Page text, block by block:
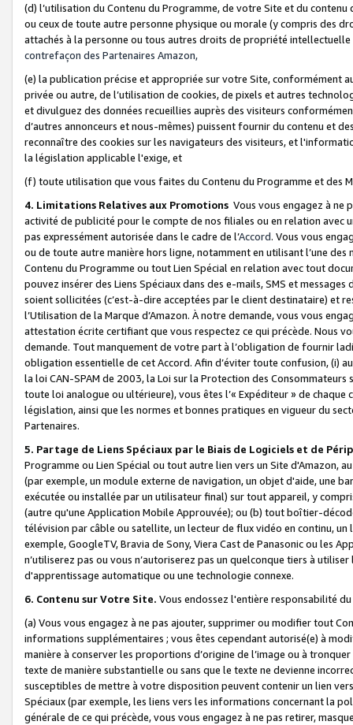
(d) l’utilisation du Contenu du Programme, de votre Site et du
ou ceux de toute autre personne physique ou morale (y compris des
attachés à la personne ou tous autres droits de propriété
contrefaçon des Partenaires Amazon,
(e) la publication précise et appropriée sur votre Site, conformément
privée ou autre, de l’utilisation de cookies, de pixels et autres
et divulguez des données recueillies auprès des visiteurs
d’autres annonceurs et nous-mêmes) puissent fournir du contenu et
reconnaître des cookies sur les navigateurs des visiteurs, et
la législation applicable l'exige, et
(f) toute utilisation que vous faites du Contenu du Programme et des
4. Limitations Relatives aux Promotions Vous vous engagez à ne
activité de publicité pour le compte de nos filiales ou en relation avec
pas expressément autorisée dans le cadre de l’Accord. Vous vous
ou de toute autre manière hors ligne, notamment en utilisant l’une
Contenu du Programme ou tout Lien Spécial en relation avec tout
pouvez insérer des Liens Spéciaux dans des e-mails, SMS et
soient sollicitées (c’est-à-dire acceptées par le client destinataire) et
l’Utilisation de la Marque d’Amazon. À notre demande, vous vous
attestation écrite certifiant que vous respectez ce qui précède. Nous
demande. Tout manquement de votre part à l’obligation de fournir
obligation essentielle de cet Accord. Afin d’éviter toute confusion, (i)
la loi CAN-SPAM de 2003, la Loi sur la Protection des
toute loi analogue ou ultérieure), vous êtes l’« Expéditeur » de
législation, ainsi que les normes et bonnes pratiques en vigueur du
Partenaires.
5. Partage de Liens Spéciaux par le Biais de Logiciels et de
Programme ou Lien Spécial ou tout autre lien vers un Site d'Amazon,
(par exemple, un module externe de navigation, un objet d'aide, une
exécutée ou installée par un utilisateur final) sur tout appareil, y
(autre qu'une Application Mobile Approuvée); ou (b) tout boîtier-
télévision par câble ou satellite, un lecteur de flux vidéo en continu,
exemple, GoogleTV, Bravia de Sony, Viera Cast de Panasonic ou les
n’utiliserez pas ou vous n’autoriserez pas un quelconque tiers à
d'apprentissage automatique ou une technologie connexe.
6. Contenu sur Votre Site. Vous endossez l'entière responsabilité
(a) Vous vous engagez à ne pas ajouter, supprimer ou modifier tout
informations supplémentaires ; vous êtes cependant autorisé(e) à
manière à conserver les proportions d’origine de l’image ou à
texte de manière substantielle ou sans que le texte ne devienne
susceptibles de mettre à votre disposition peuvent contenir un lien
Spéciaux (par exemple, les liens vers les informations concernant la
générale de ce qui précède, vous vous engagez à ne pas retirer,